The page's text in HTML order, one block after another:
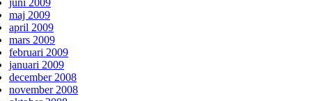
maj 2009
april 2009
mars 2009
februari 2009
januari 2009
december 2008
november 2008